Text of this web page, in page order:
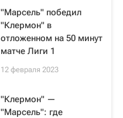
"Марсель" победил
"Клермон" в
отложенном на 50 минут
матче Лиги 1
12 февраля 2023
"Клермон" —
"Марсель": где